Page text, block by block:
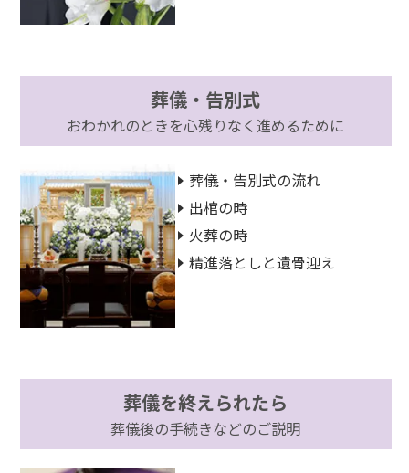
葬儀・告別式
おわかれのときを心残りなく進めるために
葬儀・告別式の流れ
出棺の時
火葬の時
精進落としと遺骨迎え
葬儀を終えられたら
葬儀後の手続きなどのご説明